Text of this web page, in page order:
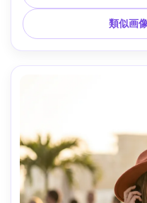
塗りつぶし、ジェル付き
R5、85mm f/1.4、タイト
パクトの高いムード、リ
高解像度、印刷可能なタ
類似画